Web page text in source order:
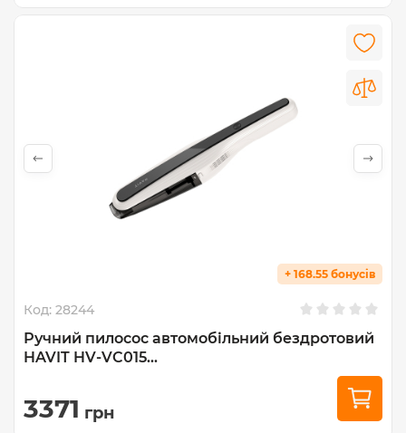
+ 168.55 бонусів
Код: 28244
Ручний пилосос автомобільний бездротовий
HAVIT HV-VC015...
3371 грн